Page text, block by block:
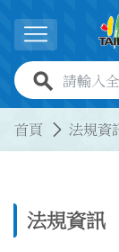
展開選單
全站查
首頁 法規資
法規資訊